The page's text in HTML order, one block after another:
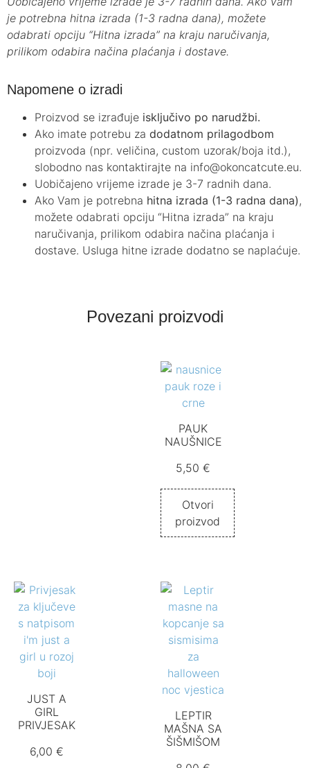
je potrebna hitna izrada (1-3 radna dana), možete
odabrati opciju “Hitna izrada” na kraju naručivanja,
prilikom odabira načina plaćanja i dostave.
Napomene o izradi
Proizvod se izrađuje isključivo po narudžbi.
Ako imate potrebu za dodatnom prilagodbom
proizvoda (npr. veličina, custom uzorak/boja itd.),
slobodno nas kontaktirajte na info@okoncatcute.eu.
Uobičajeno vrijeme izrade je 3-7 radnih dana.
Ako Vam je potrebna hitna izrada (1-3 radna dana),
možete odabrati opciju “Hitna izrada” na kraju
naručivanja, prilikom odabira načina plaćanja i
dostave. Usluga hitne izrade dodatno se naplaćuje.
Povezani proizvodi
PAUK
NAUŠNICE
5,50€
Otvori
proizvod
JUST A
GIRL
PRIVJESAK
6,00 €
LEPTIR
MAŠNA SA
ŠIŠMIŠOM